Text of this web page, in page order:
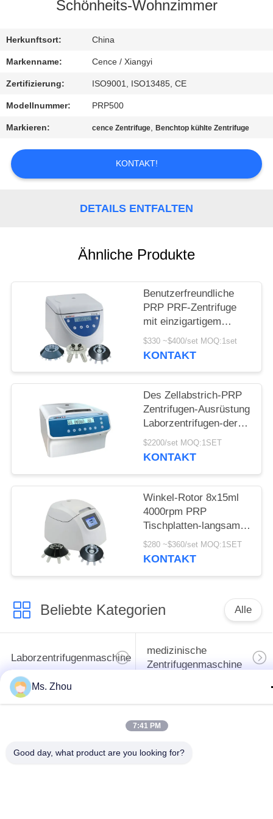
MIT
UNS
NEUIGKEITEN
VR
Schönheits-Wohnzimmer
Herkunftsort: China
Markenname: Cence / Xiangyi
Zertifizierung: ISO9001, ISO13485, CE
Modellnummer: PRP500
Markieren: cence Zentrifuge,Benchtop kühlte Zentrifuge
KONTAKT!
DETAILS ENTFALTEN
Ähnliche Produkte
Benutzerfreundliche
PRP PRF-Zentrifuge
mit einzigartigem
Stoßdämpfer
$330 ~$400/set MOQ:1set
KONTAKT
Des Zellabstrich-PRP
Zentrifugen-Ausrüstung
Laborzentrifugen-der
Maschinen-3000r/min
$2200/set MOQ:1SET
KONTAKT
Winkel-Rotor 8x15ml
4000rpm PRP
Tischplatten-langsame
Zentrifuge PRF TD4
$280 ~$360/set MOQ:1SET
KONTAKT
Beliebte Kategorien Alle
Laborzentrifugenmaschine
medizinische
Zentrifugenmaschine
PRP PRF-Zentrifuge
gekühlte
Bluttrennungszentrifuge Blutbank-Zentrifuge
Ms. Zhou
7:41 PM
Good day, what product are you looking for?